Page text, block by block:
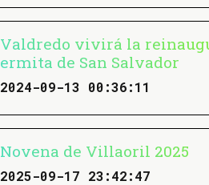
Valdredo vivirá la
ermita de San Salvador
2024-09-13 00:36:11
Novena de Villaoril 2025
2025-09-17 23:42:47